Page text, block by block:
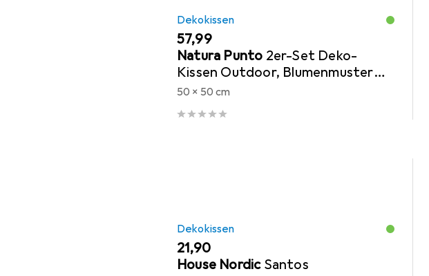
Dekokissen
EUR
57,99
Natura Punto 2er-Set Deko-
Kissen Outdoor, Blumenmuster
grün, 50 x 50 x 10 cm
50 x 50 cm
Dekokissen
EUR
21,90
House Nordic Santos